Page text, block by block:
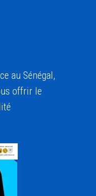
au Sénégal,
offrir le